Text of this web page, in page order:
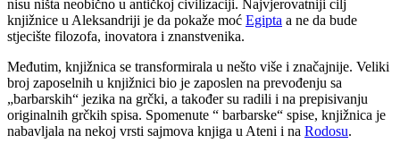
nisu ništa neobično u antičkoj civilizaciji. Najvjerovatniji cilj
knjižnice u Aleksandriji je da pokaže moć Egipta a ne da bude
stjecište filozofa, inovatora i znanstvenika.
Međutim, knjižnica se transformirala u nešto više i značajnije. Veliki
broj zaposelnih u knjižnici bio je zaposlen na prevođenju sa
„barbarskih“ jezika na grčki, a također su radili i na prepisivanju
originalnih grčkih spisa. Spomenute “ barbarske“ spise, knjižnica je
nabavljala na nekoj vrsti sajmova knjiga u Ateni i na Rodosu.